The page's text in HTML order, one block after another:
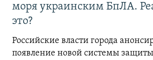
моря украинским БпЛА.
это?
Российские власти города
появление новой системы